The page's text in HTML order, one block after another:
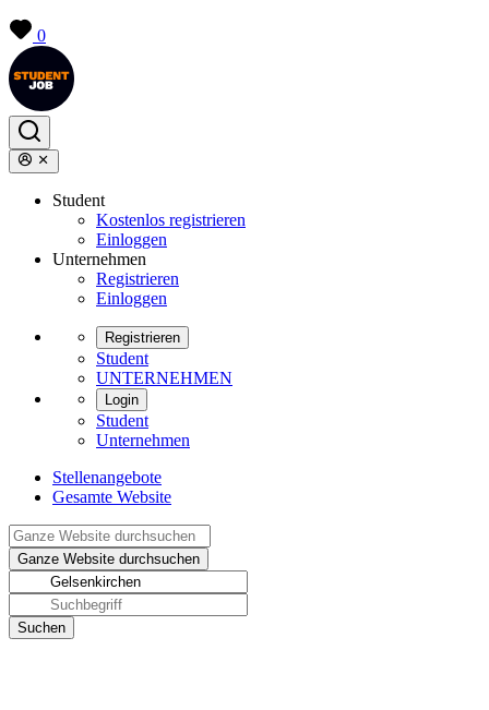
0
Student
Kostenlos registrieren
Einloggen
Unternehmen
Registrieren
Einloggen
Registrieren
Student
UNTERNEHMEN
Login
Student
Unternehmen
Stellenangebote
Gesamte Website